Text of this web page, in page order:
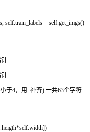
, self.train_labels = self.get_imgs()
针
针
于4，用_补齐) 一共63个字符
.heigth*self.width])